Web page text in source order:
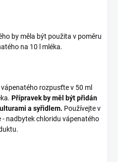
by měla být použita v poměru
na 10 l mléka.
rozpusťte v 50 ml
Přípravek by měl být přidán
a syřidlem. Používejte v
nadbytek chloridu vápenatého